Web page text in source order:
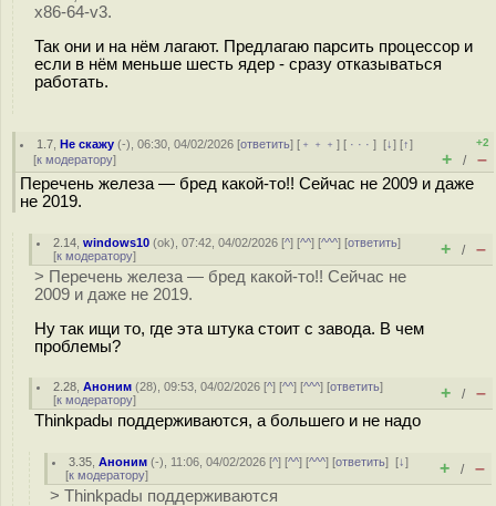
x86-64-v3.
Так они и на нём лагают. Предлагаю парсить процессор и
если в нём меньше шесть ядер - сразу отказываться
работать.
1.7 ,Не скажу (-), 06:30, 04/02/2026 [ответить] [ ﹢﹢﹢] [ · · ·][↓] [↑]
[к модератору]
+2
+ / –
Перечень железа — бред какой-то!! Сейчас не 2009 и даже
не 2019.
2.14 ,windows10 (ok), 07:42, 04/02/2026 [^] [^^] [^^^] [ответить]
[к модератору] + / –
> Перечень железа — бред какой-то!! Сейчас не
2009 и даже не 2019.
Ну так ищи то, где эта штука стоит с завода. В чем
проблемы?
2.28 ,Аноним (28), 09:53, 04/02/2026 [^] [^^] [^^^] [ответить]
[к модератору] + / –
Thinkpadы поддерживаются, а большего и не надо
3.35 ,Аноним (-), 11:06, 04/02/2026 [^] [^^] [^^^] [ответить][↓]
[к модератору] + / –
> Thinkpadы поддерживаются